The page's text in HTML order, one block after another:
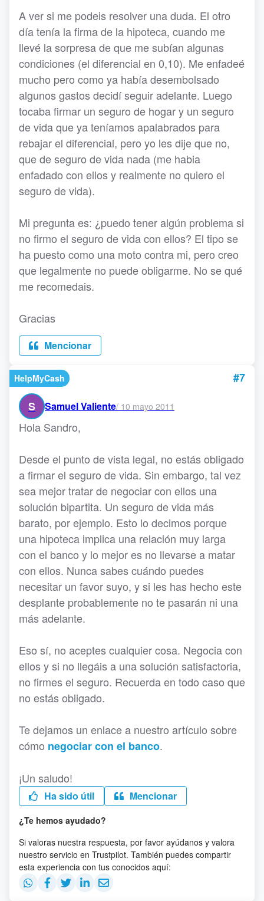
A ver si me podeis resolver una duda. El otro
día tenía la firma de la hipoteca, cuando me
llevé la sorpresa de que me subían algunas
condiciones (el diferencial en 0,10). Me enfadeé
mucho pero como ya había desembolsado
algunos gastos decidí seguir adelante. Luego
tocaba firmar un seguro de hogar y un seguro
de vida que ya teníamos apalabrados para
rebajar el diferencial, pero yo les dije que no,
que de seguro de vida nada (me habia
enfadado con ellos y realmente no quiero el
seguro de vida).
Mi pregunta es: ¿puedo tener algún problema si
no firmo el seguro de vida con ellos? El tipo se
ha puesto como una moto contra mi, pero creo
que legalmente no puede obligarme. No se qué
me recomedais.
Gracias
Mencionar
HelpMyCash
#7
S
Samuel Valiente/ 10 mayo 2011
Hola Sandro,
Desde el punto de vista legal, no estás obligado
a firmar el seguro de vida. Sin embargo, tal vez
sea mejor tratar de negociar con ellos una
solución bipartita. Un seguro de vida más
barato, por ejemplo. Esto lo decimos porque
una hipoteca implica una relación muy larga
con el banco y lo mejor es no llevarse a matar
con ellos. Nunca sabes cuándo puedes
necesitar un favor suyo, y si les has hecho este
desplante probablemente no te pasarán ni una
más adelante.
Eso sí, no aceptes cualquier cosa. Negocia con
ellos y si no llegáis a una solución satisfactoria,
no firmes el seguro. Recuerda en todo caso que
no estás obligado.
Te dejamos un enlace a nuestro artículo sobre
cómo negociar con el banco.
¡Un saludo!
Ha sido útil Mencionar
¿Te hemos ayudado?
Si valoras nuestra respuesta, por favor ayúdanos y valora
nuestro servicio en Trustpilot. También puedes compartir
esta experiencia con tus conocidos aquí: